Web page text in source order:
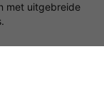
met uitgebreide
– wie op